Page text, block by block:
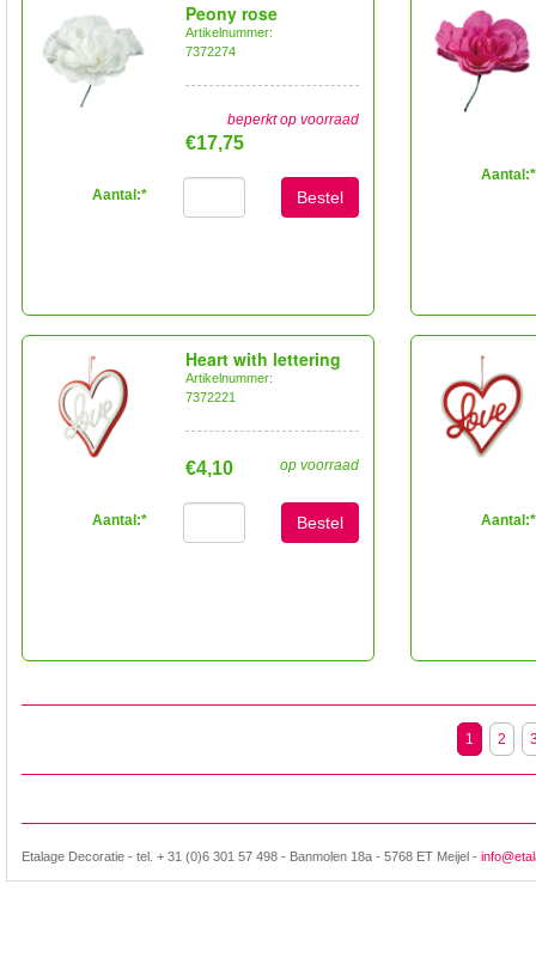
Peony rose
Artikelnummer:
7372274
beperkt op voorraad
€17,75
Aantal:* Bestel
Aantal:*
Heart with lettering
Artikelnummer:
7372221
op voorraad
€4,10
Aantal:* Bestel Aantal:*
1 2
Etalage Decoratie - tel. + 31 (0)6 301 57 498 - Banmolen 18a - 5768 ET Meijel -